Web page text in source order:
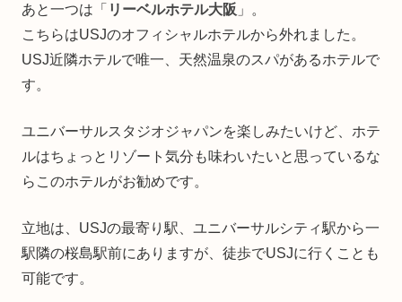
あと一つは「 リーベルホテル大阪 」。
こちらはUSJのオフィシャルホテルから外れました。
USJ近隣ホテルで唯一、天然温泉のスパがあるホテルで
す。
ユニバーサルスタジオジャパンを楽しみたいけど、ホテ
ルはちょっとリゾート気分も味わいたいと思っているな
らこのホテルがお勧めです。
立地は、USJの最寄り駅、ユニバーサルシティ駅から一
駅隣の桜島駅前にありますが、徒歩でUSJに行くことも
可能です。